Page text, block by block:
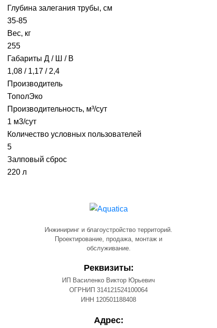
Глубина залегания трубы, см
35-85
Вес, кг
255
Габариты Д / Ш / В
1,08 / 1,17 / 2,4
Производитель
ТополЭко
Производительность, м³/сут
1 м3/сут
Количество условных пользователей
5
Залповый сброс
220 л
Инжиниринг и благоустройство территорий.
Проектирование, продажа, монтаж и
обслуживание.
Реквизиты:
ИП Василенко Виктор Юрьевич
ОГРНИП 314121524100064
ИНН 120501188408
Адрес: